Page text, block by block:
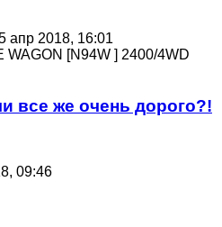
апр 2018, 16:01
WAGON [N94W ] 2400/4WD
все же очень дорого?!
09:46